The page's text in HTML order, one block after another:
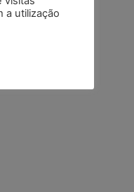
a utilização